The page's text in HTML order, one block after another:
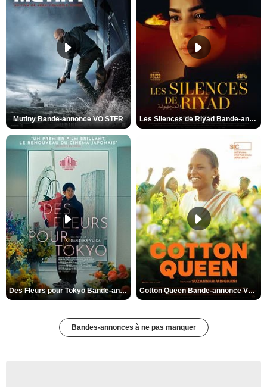
Mutiny Bande-annonce VO STFR Les Silences de Riyad Bande-annonce VO STFR
Des Fleurs pour Tokyo Bande-annonce VO STFR Cotton Queen Bande-annonce VO STFR
Bandes-annonces à ne pas manquer